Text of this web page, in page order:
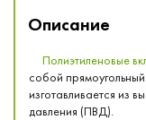
Описание
Полиэтиленовые
собой
изготавливается из
давления (ПВД).